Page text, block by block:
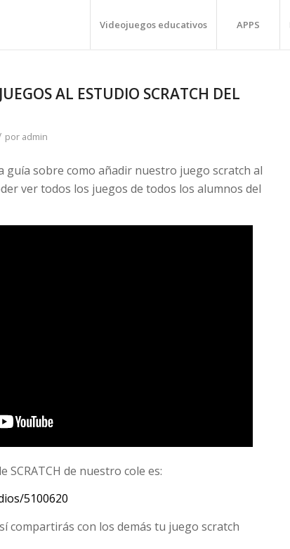
Videojuegos educativos APPS
AL ESTUDIO SCRATCH DEL
por admin
guía sobre como añadir nuestro juego scratch al
ver todos los juegos de todos los alumnos del
SCRATCH de nuestro cole es:
5100620
compartirás con los demás tu juego scratch